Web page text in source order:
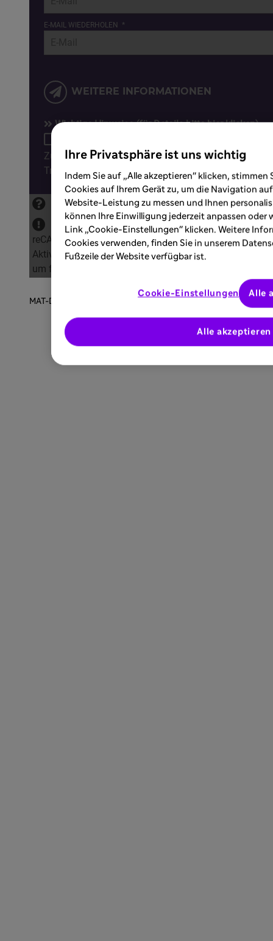
MAT-DE-2204935-1.0-11/2022
Ihre Privatsphäre ist uns wichtig
Indem Sie auf „Alle akzeptieren" klicken, stimmen
Cookies auf Ihrem Gerät zu, um die Navigation
Website-Leistung zu messen und Ihnen
können Ihre Einwilligung jederzeit anpassen oder
Link „Cookie-Einstellungen" klicken. Weitere
Cookies verwenden, finden Sie in unserem
Fußzeile der Website verfügbar ist.
Cookie-Einstellungen
Alle akzeptieren
Alle